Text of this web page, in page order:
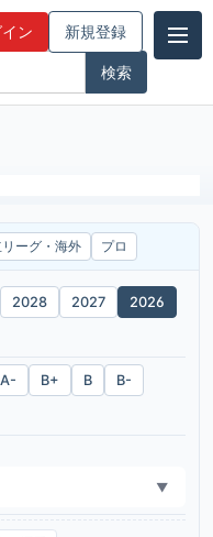
なの評価
ン 新規登録
ーグ・海外 プロ
2028 2027
2026
A- B+ B
B-
▼